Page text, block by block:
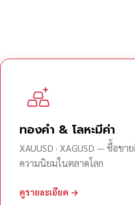
ทองคำ & โลหะมีค่า
XAUUSD · XAGUSD — ซื้อข
ความนิยมในตลาดโลก
ดูรายละเอียด →